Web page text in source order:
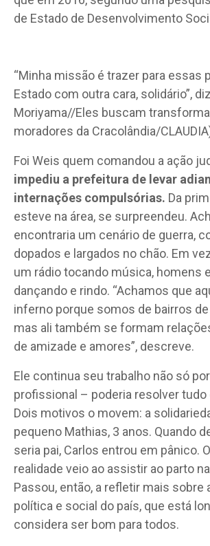
de Estado de Desenvolvimento
“Minha missão é trazer para essas
Estado com outra cara, solidário”,
Moriyama//Eles buscam
moradores da Cracolândia/
Foi Weis quem comandou a ação
impediu a prefeitura de levar
internações compulsórias. Da
esteve na área, se surpreendeu.
encontraria um cenário de guerra,
dopados e largados no chão. Em
um rádio tocando música, homens
dançando e rindo. “Achamos que
inferno porque somos de bairros
mas ali também se formam
de amizade e amores”, descreve.
Ele continua seu trabalho não só
profissional – poderia resolver tudo
Dois motivos o movem: a
pequeno Mathias, 3 anos. Quando
seria pai, Carlos entrou em pânico.
realidade veio ao assistir ao parto
Passou, então, a refletir mais sobre
política e social do país, que está
considera ser bom para todos.